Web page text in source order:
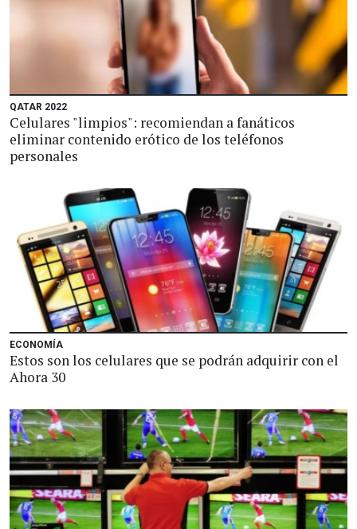
QATAR 2022
Celulares "limpios": recomiendan a fanáticos
eliminar contenido erótico de los teléfonos
personales
ECONOMÍA
Estos son los celulares que se podrán adquirir con el
Ahora 30